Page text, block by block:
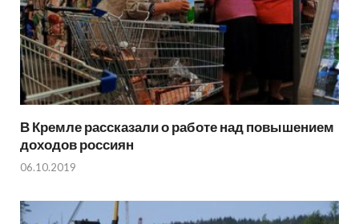
В Кремле рассказали о работе над повышением
доходов россиян
06.10.2019